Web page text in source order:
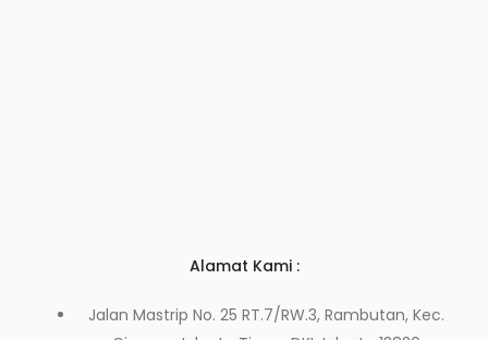
Alamat Kami :
Jalan Mastrip No. 25 RT.7/RW.3, Rambutan, Kec.